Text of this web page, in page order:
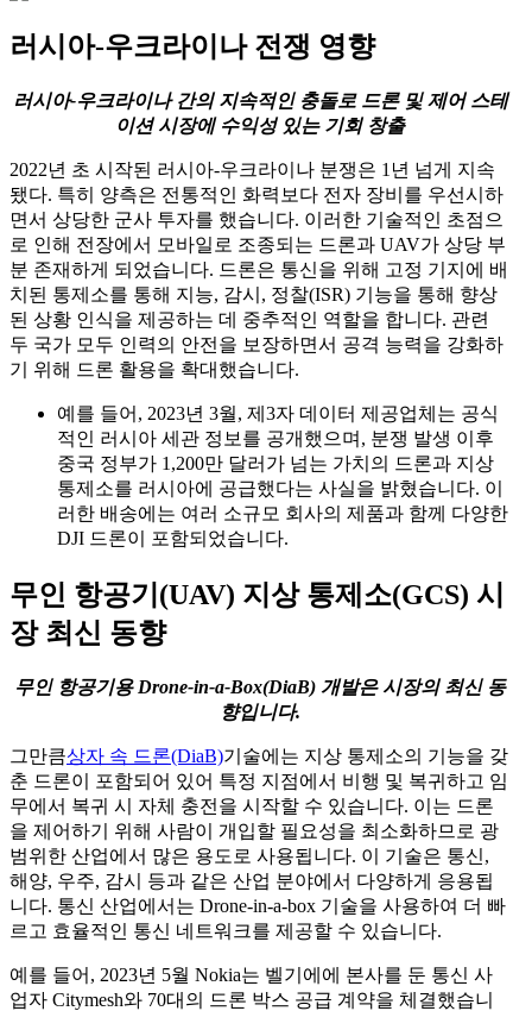
러시아-우크라이나 전쟁 영향
러시아-우크라이나 간의 지속적인 충돌로 드론 및 제어 스테
이션 시장에 수익성 있는 기회 창출
2022년 초 시작된 러시아-우크라이나 분쟁은 1년 넘게 지속
됐다. 특히 양측은 전통적인 화력보다 전자 장비를 우선시하
면서 상당한 군사 투자를 했습니다. 이러한 기술적인 초점으
로 인해 전장에서 모바일로 조종되는 드론과 UAV가 상당 부
분 존재하게 되었습니다. 드론은 통신을 위해 고정 기지에 배
치된 통제소를 통해 지능, 감시, 정찰(ISR) 기능을 통해 향상
된 상황 인식을 제공하는 데 중추적인 역할을 합니다. 관련
두 국가 모두 인력의 안전을 보장하면서 공격 능력을 강화하
기 위해 드론 활용을 확대했습니다.
예를 들어, 2023년 3월, 제3자 데이터 제공업체는 공식
적인 러시아 세관 정보를 공개했으며, 분쟁 발생 이후
중국 정부가 1,200만 달러가 넘는 가치의 드론과 지상
통제소를 러시아에 공급했다는 사실을 밝혔습니다. 이
러한 배송에는 여러 소규모 회사의 제품과 함께 다양한
DJI 드론이 포함되었습니다.
무인 항공기(UAV) 지상 통제소(GCS) 시
장 최신 동향
무인 항공기용 Drone-in-a-Box(DiaB) 개발은 시장의 최신 동
향입니다.
그만큼상자 속 드론(DiaB)기술에는 지상 통제소의 기능을 갖
춘 드론이 포함되어 있어 특정 지점에서 비행 및 복귀하고 임
무에서 복귀 시 자체 충전을 시작할 수 있습니다. 이는 드론
을 제어하기 위해 사람이 개입할 필요성을 최소화하므로 광
범위한 산업에서 많은 용도로 사용됩니다. 이 기술은 통신,
해양, 우주, 감시 등과 같은 산업 분야에서 다양하게 응용됩
니다. 통신 산업에서는 Drone-in-a-box 기술을 사용하여 더 빠
르고 효율적인 통신 네트워크를 제공할 수 있습니다.
예를 들어, 2023년 5월 Nokia는 벨기에에 본사를 둔 통신 사
업자 Citymesh와 70대의 드론 박스 공급 계약을 체결했습니